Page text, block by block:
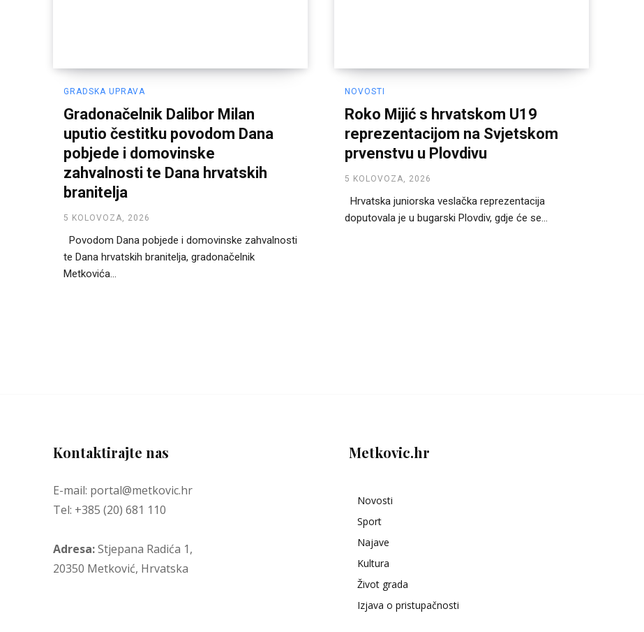
GRADSKA UPRAVA
Gradonačelnik Dalibor Milan
uputio čestitku povodom Dana
pobjede i domovinske
zahvalnosti te Dana hrvatskih
branitelja
5 KOLOVOZA, 2026
Povodom Dana pobjede i domovinske zahvalnosti
te Dana hrvatskih branitelja, gradonačelnik
Metkovića...
NOVOSTI
Roko Mijić s hrvatskom U19
reprezentacijom na Svjetskom
prvenstvu u Plovdivu
5 KOLOVOZA, 2026
Hrvatska juniorska veslačka reprezentacija
doputovala je u bugarski Plovdiv, gdje će se...
Kontaktirajte nas
E-mail: portal@metkovic.hr
Tel: +385 (20) 681 110
Adresa:Stjepana Radića 1,
20350 Metković, Hrvatska
Metkovic.hr
Novosti
Sport
Najave
Kultura
Život grada
Izjava o pristupačnosti